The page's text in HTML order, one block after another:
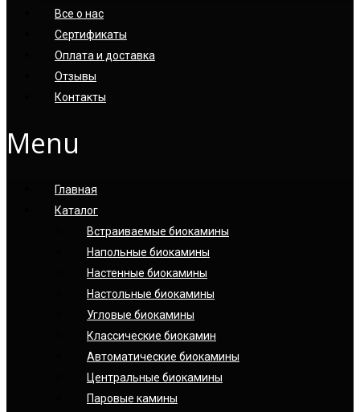
Все о нас
Сертификаты
Оплата и доставка
Отзывы
Контакты
Menu
Главная
Каталог
Встраиваемые биокамины
Напольные биокамины
Настенные биокамины
Настoльные биокамины
Угловые биокамины
Классические биокамин
Автоматические биокамины
Центральные биокамины
Паровые камины